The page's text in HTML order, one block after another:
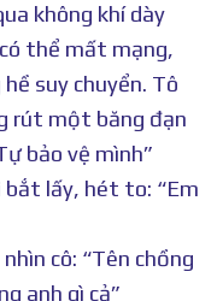
không khí dày
thể mất mạng,
suy chuyển. Tô
rút một băng đạn
bảo vệ mình”
bắt lấy, hét to: “Em
cô: “Tên chồng
anh gì cả”